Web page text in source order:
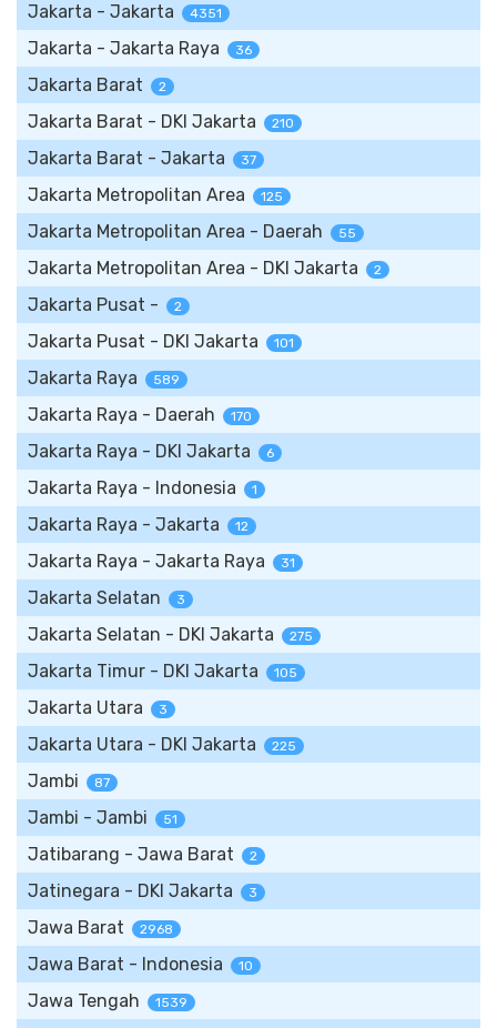
Jakarta - Jakarta 4351
Jakarta - Jakarta Raya 36
Jakarta Barat 2
Jakarta Barat - DKI Jakarta 210
Jakarta Barat - Jakarta 37
Jakarta Metropolitan Area 125
Jakarta Metropolitan Area - Daerah 55
Jakarta Metropolitan Area - DKI Jakarta 2
Jakarta Pusat - 2
Jakarta Pusat - DKI Jakarta 101
Jakarta Raya 589
Jakarta Raya - Daerah 170
Jakarta Raya - DKI Jakarta 6
Jakarta Raya - Indonesia 1
Jakarta Raya - Jakarta 12
Jakarta Raya - Jakarta Raya 31
Jakarta Selatan 3
Jakarta Selatan - DKI Jakarta 275
Jakarta Timur - DKI Jakarta 105
Jakarta Utara 3
Jakarta Utara - DKI Jakarta 225
Jambi 87
Jambi - Jambi 51
Jatibarang - Jawa Barat 2
Jatinegara - DKI Jakarta 3
Jawa Barat 2968
Jawa Barat - Indonesia 10
Jawa Tengah 1539